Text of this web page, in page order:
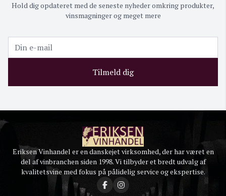
Hold dig opdateret med de seneste nyheder omkring produkter,
vinsmagninger og meget mere
Tilmeld dig
Eriksen Vinhandel er en danskejet virksomhed, der har været en
del af vinbranchen siden 1998. Vi tilbyder et bredt udvalg af
kvalitetsvine med fokus på pålidelig service og ekspertise.